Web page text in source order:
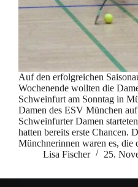
Auf den erfolgreichen
Wochenende wollten die
Schweinfurt am Sonntag in
Damen des ESV München
Schweinfurter Damen
hatten bereits erste Chancen.
Münchnerinnen waren es, die
Lisa Fischer
25.